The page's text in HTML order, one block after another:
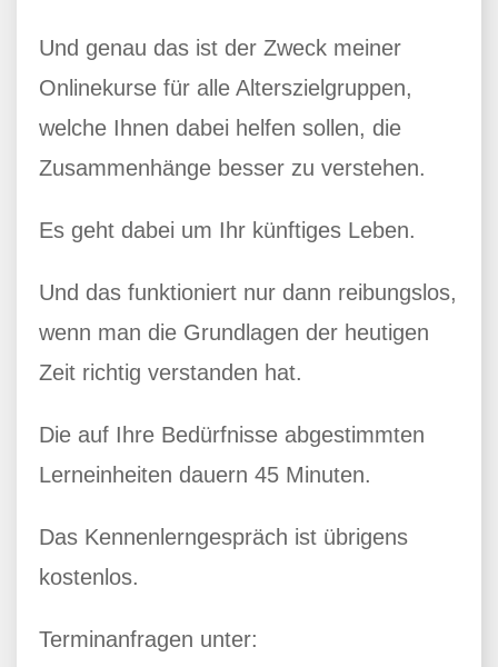
Und genau das ist der Zweck meiner
Onlinekurse für alle Alterszielgruppen,
welche Ihnen dabei helfen sollen, die
Zusammenhänge besser zu verstehen.
Es geht dabei um Ihr künftiges Leben.
Und das funktioniert nur dann reibungslos,
wenn man die Grundlagen der heutigen
Zeit richtig verstanden hat.
Die auf Ihre Bedürfnisse abgestimmten
Lerneinheiten dauern 45 Minuten.
Das Kennenlerngespräch ist übrigens
kostenlos.
Terminanfragen unter: